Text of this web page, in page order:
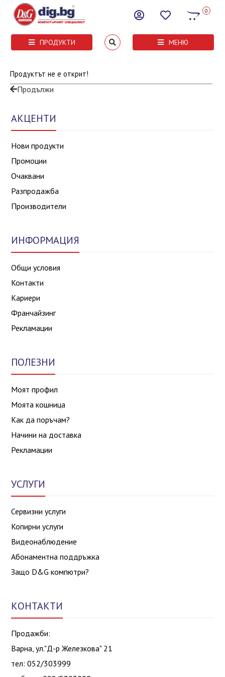
0
ПРОДУКТИ МЕНЮ
Продуктът не е открит!
Продължи
АКЦЕНТИ
Нови продукти
Промоции
Очаквани
Разпродажба
Производители
ИНФОРМАЦИЯ
Общи условия
Контакти
Кариери
Франчайзинг
Рекламации
ПОЛЕЗНИ
Моят профил
Моята кошница
Как да поръчам?
Начини на доставка
Рекламации
УСЛУГИ
Сервизни услуги
Копирни услуги
Видеонаблюдение
Абонаментна поддръжка
Защо D&G компютри?
КОНТАКТИ
Продажби:
Варна, ул."Д-р Железкова" 21
тел: 052/303999